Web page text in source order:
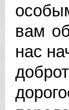
вам
нас